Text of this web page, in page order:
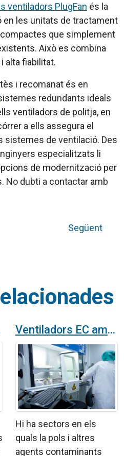
ventiladors PlugFan és la
en les unitats de tractament
compactes que simplement
Això es combina
alta fiabilitat.
i recomanat és en
redundants ideals
ventiladors de politja, en
a ells assegura el
de ventilació. Des
especialitzats li
de modernització per
No dubti a contactar amb
Següent
Ventiladors EC amb filtres per a sales blanques
Hi ha sectors en els
quals la pols i altres
agents contaminants